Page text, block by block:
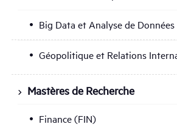
Big Data et Analyse de Données
Géopolitique et Relations
Mastères de Recherche
Finance (FIN)